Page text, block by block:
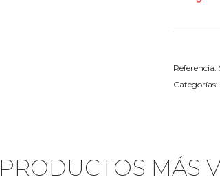
Referencia:
Categorías:
PRODUCTOS MÁS